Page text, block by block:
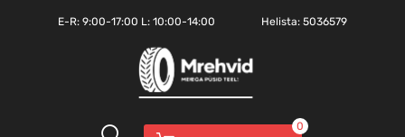
E-R: 9:00-17:00 L: 10:00-14:00 Helista:5036579
0